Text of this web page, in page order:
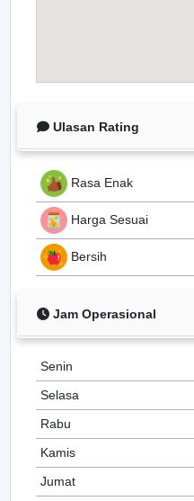
Ulasan Rating
Rasa Enak
Harga Sesuai
Bersih
Jam Operasional
Senin
Selasa
Rabu
Kamis
Jumat